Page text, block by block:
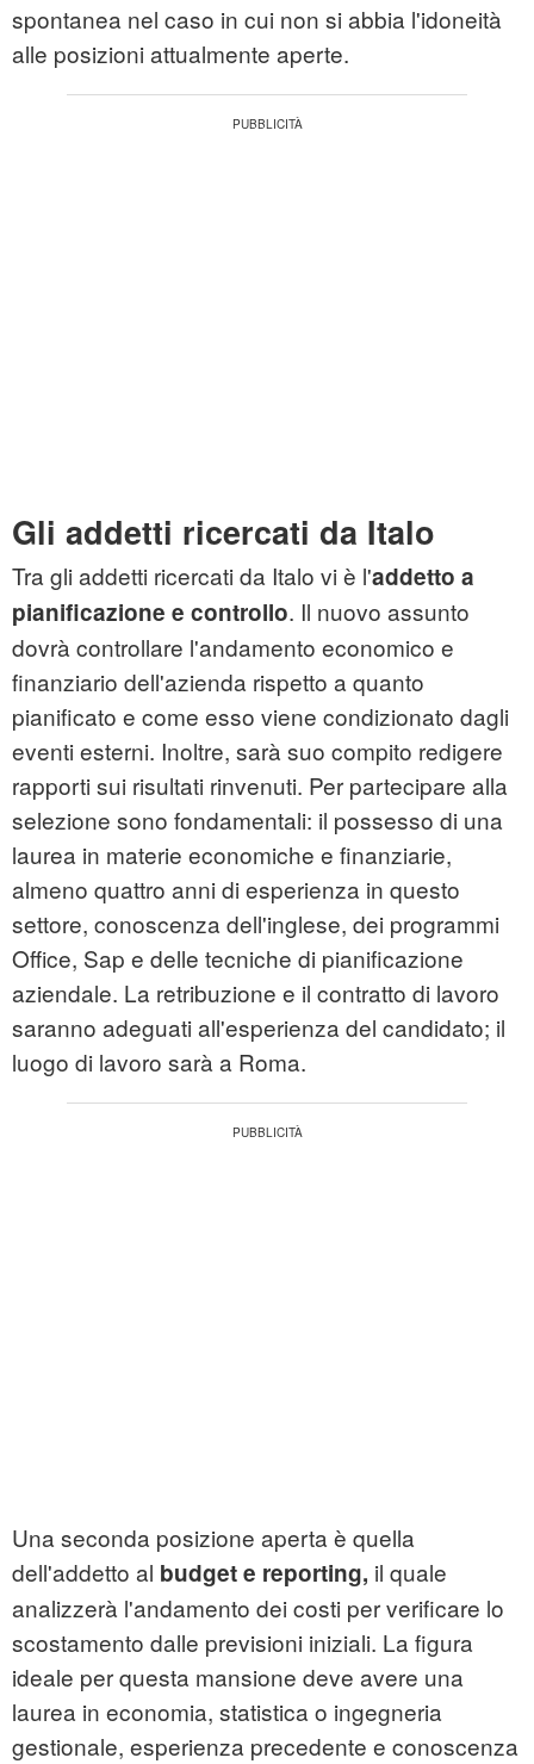
spontanea nel caso in cui non si abbia l'idoneità
alle posizioni attualmente aperte.
Gli addetti ricercati da Italo
Tra gli addetti ricercati da Italo vi è l'addetto a
pianificazione e controllo. Il nuovo assunto
dovrà controllare l'andamento economico e
finanziario dell'azienda rispetto a quanto
pianificato e come esso viene condizionato dagli
eventi esterni. Inoltre, sarà suo compito redigere
rapporti sui risultati rinvenuti. Per partecipare alla
selezione sono fondamentali: il possesso di una
laurea in materie economiche e finanziarie,
almeno quattro anni di esperienza in questo
settore, conoscenza dell'inglese, dei programmi
Office, Sap e delle tecniche di pianificazione
aziendale. La retribuzione e il contratto di lavoro
saranno adeguati all'esperienza del candidato; il
luogo di lavoro sarà a Roma.
Una seconda posizione aperta è quella
dell'addetto al budget e reporting, il quale
analizzerà l'andamento dei costi per verificare lo
scostamento dalle previsioni iniziali. La figura
ideale per questa mansione deve avere una
laurea in economia, statistica o ingegneria
gestionale, esperienza precedente e conoscenza